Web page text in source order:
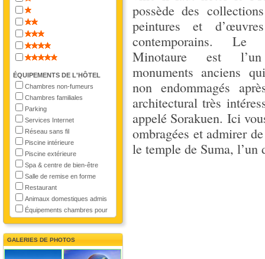
ÉQUIPEMENTS DE L'HÔTEL
Chambres non-fumeurs
Chambres familiales
Parking
Services Internet
Réseau sans fil
Piscine intérieure
Piscine extérieure
Spa & centre de bien-être
Salle de remise en forme
Restaurant
Animaux domestiques admis
Équipements chambres pour
GALERIES DE PHOTOS
possède des
peintures et
contemporains. Le
Minotaure est
monuments anciens
non endommagés
architectural très
appelé Sorakuen. Ici
ombragées et admirer
le temple de Suma,